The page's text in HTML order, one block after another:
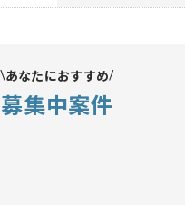
あなたにおすすめ
募集中案件